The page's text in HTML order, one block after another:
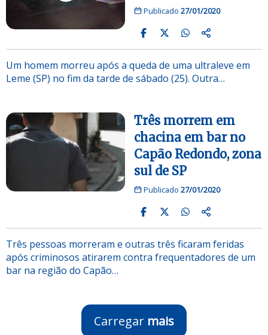
Publicado 27/01/2020
Um homem morreu após a queda de uma ultraleve em
Leme (SP) no fim da tarde de sábado (25). Outra…
Três morrem em
chacina em bar no
Capão Redondo, zona
sul de SP
Publicado 27/01/2020
Três pessoas morreram e outras três ficaram feridas
após criminosos atirarem contra frequentadores de um
bar na região do Capão…
Carregar mais